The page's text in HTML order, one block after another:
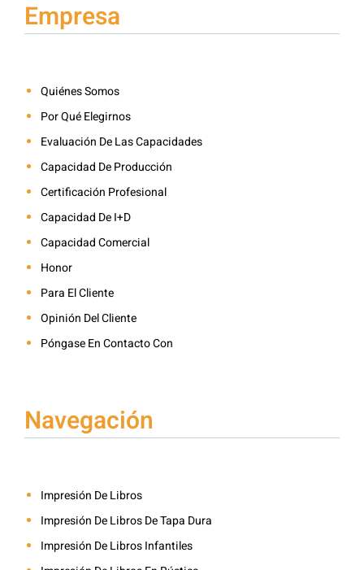
Empresa
Quiénes Somos
Por Qué Elegirnos
Evaluación De Las Capacidades
Capacidad De Producción
Certificación Profesional
Capacidad De I+D
Capacidad Comercial
Honor
Para El Cliente
Opinión Del Cliente
Póngase En Contacto Con
Navegación
Impresión De Libros
Impresión De Libros De Tapa Dura
Impresión De Libros Infantiles